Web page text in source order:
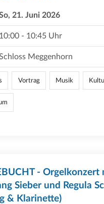
21. Juni 2026
10:00 - 10:45 Uhr
Meggenhorn
Vortrag Musik
- Orgelkonzert
Sieber und Regula
& Klarinette)